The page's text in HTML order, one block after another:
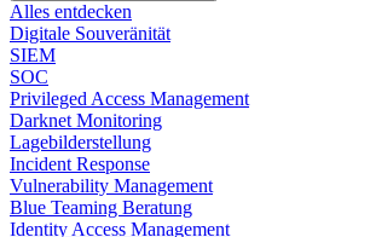
Alles entdecken
Digitale Souveränität
SIEM​
SOC
Privileged Access Management
Darknet Monitoring
Lagebilderstellung
Incident Response​
Vulnerability Management
Blue Teaming Beratung​
Identity Access Management